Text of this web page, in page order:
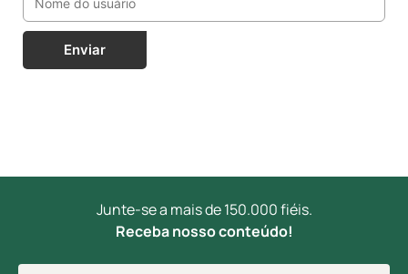
Enviar
Junte-se a mais de 150.000 fiéis.
Receba nosso conteúdo!